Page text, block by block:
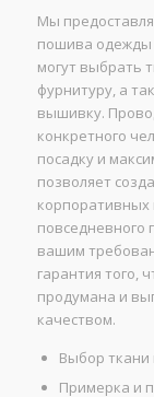
Мы
пошива одежды
могут выбрать
фурнитуру, а
вышивку.
конкретного
посадку и
позволяет
корпоративных
повседневного
вашим
гарантия того,
продумана и
качеством.
Выбор
Примерка и